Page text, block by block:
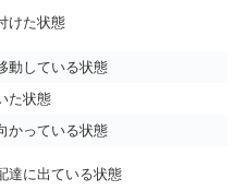
けた状態
動している状態
た状態
かっている状態
達に出ている状態